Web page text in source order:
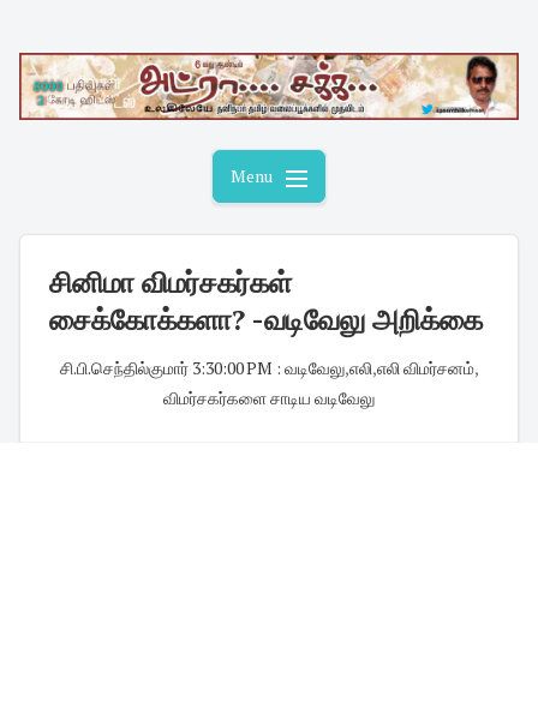
content
Menu
சினிமா விமர்சகர்கள்
சைக்கோக்களா? -வடிவேலு அறிக்கை
சி.பி.செந்தில்குமார்· 3:30:00 PM : வடிவேலு,எலி,எலி விமர்சனம்,
விமர்சகர்களை சாடிய வடிவேலு